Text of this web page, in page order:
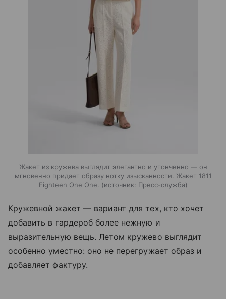
Жакет из кружева выглядит элегантно и утонченно — он
мгновенно придает образу нотку изысканности. Жакет 1811
Eighteen One One.
источник: Пресс-служба
Кружевной жакет — вариант для тех, кто хочет
добавить в гардероб более нежную и
выразительную вещь. Летом кружево выглядит
особенно уместно: оно не перегружает образ и
добавляет фактуру.